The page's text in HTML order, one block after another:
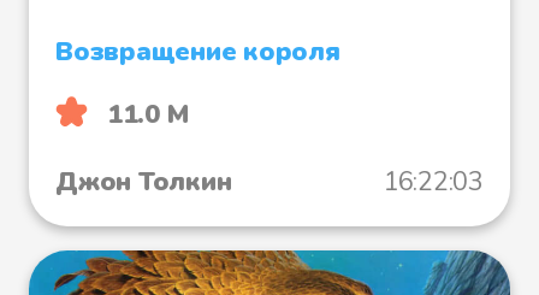
Файл 25
Файл 26
Возвращение короля
11.0 М
Джон Толкин
16:22:03